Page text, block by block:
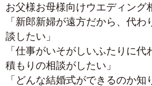
お父様お母様向けウエディング
「新郎新婦が遠方だから、代わ
談したい」
「仕事がいそがしいふたりに代
積もりの相談がしたい」
「どんな結婚式ができるのか知